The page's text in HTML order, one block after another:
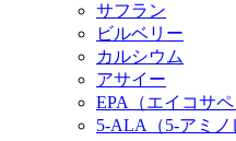
サフラン
ビルベリー
カルシウム
アサイー
EPA（エイコサペ
5-ALA（5-アミノ